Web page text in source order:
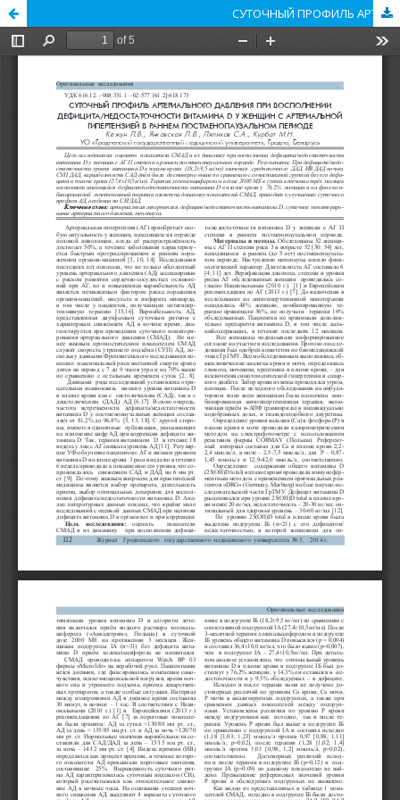
СУТОЧНЫЙ ПРОФИЛЬ АРТЕРИАЛЬНОГО ДАВЛЕНИЯ ПРИ ВОСПОЛНЕНИИ ДЕФИЦИТА/НЕДОСТАТОЧНОСТИ ВИТАМИНА D У ЖЕНЩИН С АРТЕРИАЛЬНОЙ ГИПЕРТЕНЗИЕЙ В РАННЕМ ПОСТМЕНОПАУЗАЛЬНОМ ПЕРИОДЕ